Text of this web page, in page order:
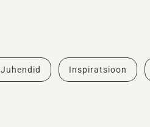
Juhendid Inspiratsioon